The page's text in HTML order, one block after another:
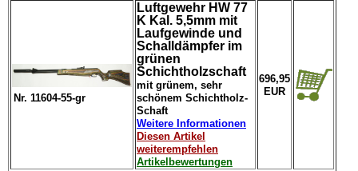
Nr. 11604-55-gr
Luftgewehr HW 77
K Kal. 5,5mm mit
Laufgewinde und
Schalldämpfer im
grünen
Schichtholzschaft
mit grünem, sehr
schönem Schichtholz-
Schaft
Weitere Informationen
Diesen Artikel
weiterempfehlen
Artikelbewertungen
696,95
EUR